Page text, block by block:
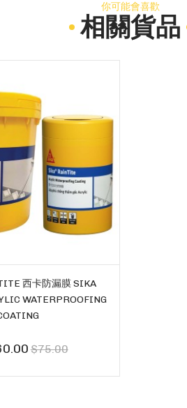
你可能會喜歡
相關貨品
西卡防漏膜 SIKA
WATERPROOFING
$75.00